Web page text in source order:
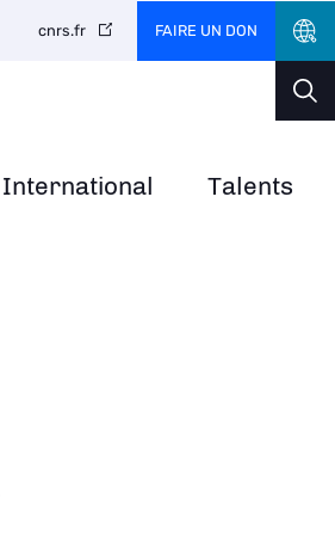
International Talents
cnrs.fr FAIRE UN DON